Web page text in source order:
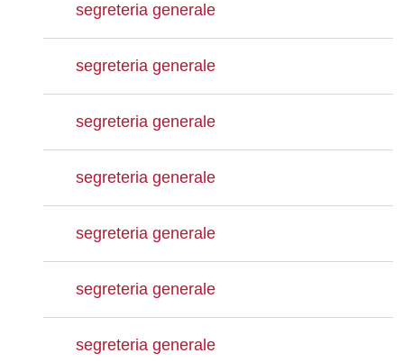
segreteria generale
segreteria generale
segreteria generale
segreteria generale
segreteria generale
segreteria generale
segreteria generale